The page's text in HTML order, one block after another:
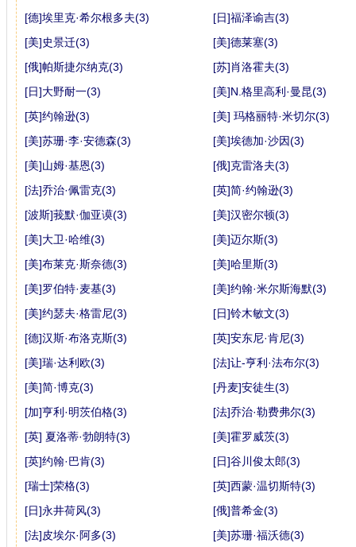
[德]埃里克·希尔根多夫(3)
[日]福泽谕吉(3)
[美]史景迁(3)
[美]德莱塞(3)
[俄]帕斯捷尔纳克(3)
[苏]肖洛霍夫(3)
[日]大野耐一(3)
[美]N.格里高利·曼昆(3)
[英]约翰逊(3)
[美] 玛格丽特·米切尔(3)
[美]苏珊·李·安德森(3)
[美]埃德加·沙因(3)
[美]山姆·基恩(3)
[俄]克雷洛夫(3)
[法]乔治·佩雷克(3)
[英]简·约翰逊(3)
[波斯]莪默·伽亚谟(3)
[美]汉密尔顿(3)
[美]大卫·哈维(3)
[美]迈尔斯(3)
[美]布莱克·斯奈德(3)
[美]哈里斯(3)
[美]罗伯特·麦基(3)
[美]约翰·米尔斯海默(3)
[美]约瑟夫·格雷尼(3)
[日]铃木敏文(3)
[德]汉斯·布洛克斯(3)
[英]安东尼·肯尼(3)
[美]瑞·达利欧(3)
[法]让-亨利·法布尔(3)
[美]简·博克(3)
[丹麦]安徒生(3)
[加]亨利·明茨伯格(3)
[法]乔治·勒费弗尔(3)
[英] 夏洛蒂·勃朗特(3)
[美]霍罗威茨(3)
[英]约翰·巴肯(3)
[日]谷川俊太郎(3)
[瑞士]荣格(3)
[英]西蒙·温切斯特(3)
[日]永井荷风(3)
[俄]普希金(3)
[法]皮埃尔·阿多(3)
[美]苏珊·福沃德(3)